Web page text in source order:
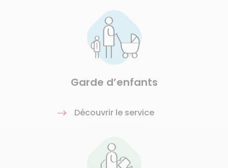
Garde d’enfants
Découvrir le service